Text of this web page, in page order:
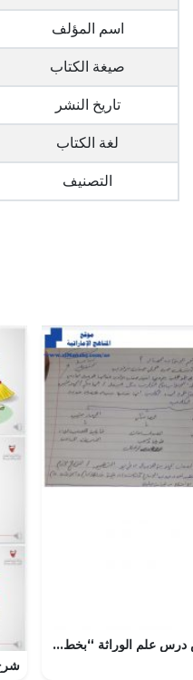
اسم المؤلف
صيغة الكتاب
تاريخ النشر
لغة الكتاب
التصنيف
تلخيص درس علم الوراثة “بخط اليد”, (فيزياء) الثاني عشر العام